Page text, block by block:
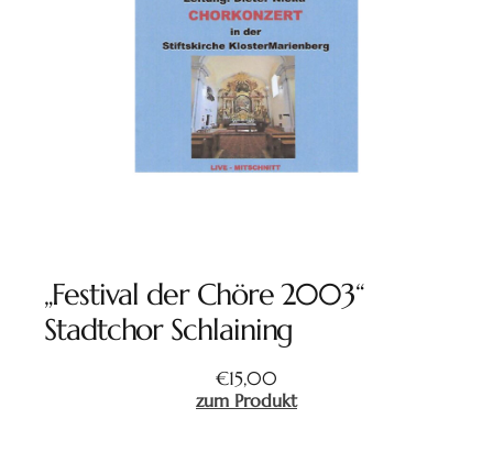
„Festival der Chöre 2003“
Stadtchor Schlaining
€15,00
zum Produkt